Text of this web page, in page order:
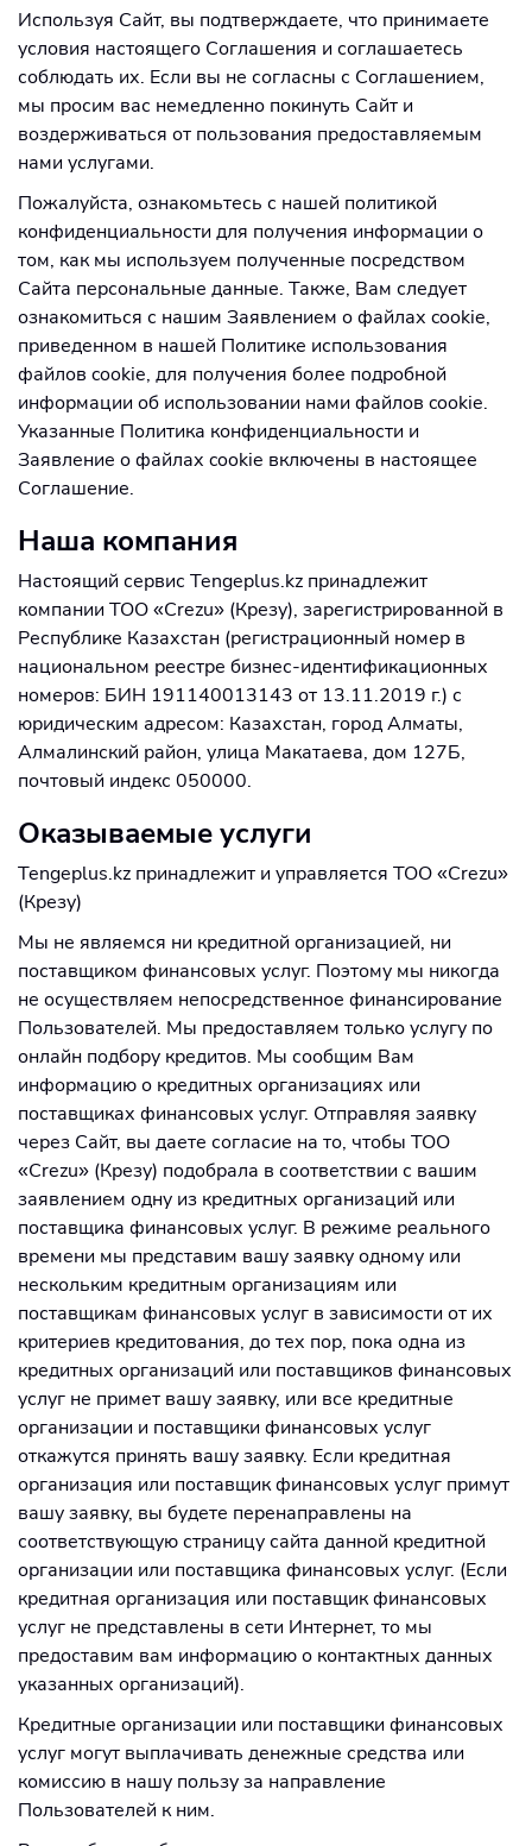
Используя Сайт, вы подтверждаете, что принимаете
условия настоящего Соглашения и соглашаетесь
соблюдать их. Если вы не согласны с Соглашением,
мы просим вас немедленно покинуть Сайт и
воздерживаться от пользования предоставляемым
нами услугами.
Пожалуйста, ознакомьтесь с нашей политикой
конфиденциальности для получения информации о
том, как мы используем полученные посредством
Сайта персональные данные. Также, Вам следует
ознакомиться с нашим Заявлением о файлах cookie,
приведенном в нашей Политике использования
файлов cookie, для получения более подробной
информации об использовании нами файлов cookie.
Указанные Политика конфиденциальности и
Заявление о файлах cookie включены в настоящее
Соглашение.
Наша компания
Настоящий сервис Tengeplus.kz принадлежит
компании ТОО «Crezu» (Крезу), зарегистрированной в
Республике Казахстан (регистрационный номер в
национальном реестре бизнес-идентификационных
номеров: БИН 191140013143 от 13.11.2019 г.) с
юридическим адресом: Казахстан, город Алматы,
Алмалинский район, улица Макатаева, дом 127Б,
почтовый индекс 050000.
Оказываемые услуги
Tengeplus.kz принадлежит и управляется ТОО «Crezu»
(Крезу)
Мы не являемся ни кредитной организацией, ни
поставщиком финансовых услуг. Поэтому мы никогда
не осуществляем непосредственное финансирование
Пользователей. Мы предоставляем только услугу по
онлайн подбору кредитов. Мы сообщим Вам
информацию о кредитных организациях или
поставщиках финансовых услуг. Отправляя заявку
через Сайт, вы даете согласие на то, чтобы ТОО
«Crezu» (Крезу) подобрала в соответствии с вашим
заявлением одну из кредитных организаций или
поставщика финансовых услуг. В режиме реального
времени мы представим вашу заявку одному или
нескольким кредитным организациям или
поставщикам финансовых услуг в зависимости от их
критериев кредитования, до тех пор, пока одна из
кредитных организаций или поставщиков финансовых
услуг не примет вашу заявку, или все кредитные
организации и поставщики финансовых услуг
откажутся принять вашу заявку. Если кредитная
организация или поставщик финансовых услуг примут
вашу заявку, вы будете перенаправлены на
соответствующую страницу сайта данной кредитной
организации или поставщика финансовых услуг. (Если
кредитная организация или поставщик финансовых
услуг не представлены в сети Интернет, то мы
предоставим вам информацию о контактных данных
указанных организаций).
Кредитные организации или поставщики финансовых
услуг могут выплачивать денежные средства или
комиссию в нашу пользу за направление
Пользователей к ним.